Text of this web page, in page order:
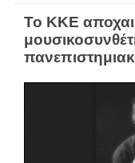
Το ΚΚΕ